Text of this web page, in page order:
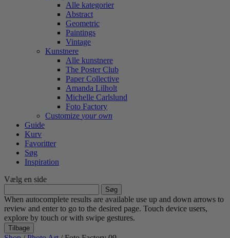
Alle kategorier
Abstract
Geometric
Paintings
Vintage
Kunstnere
Alle kunstnere
The Poster Club
Paper Collective
Amanda Lilholt
Michelle Carlslund
Foto Factory
Customize your own
Guide
Kurv
Favoritter
Søg
Inspiration
Vælg en side
efter:
When autocomplete results are available use up and down arrows to
review and enter to go to the desired page. Touch device users,
explore by touch or with swipe gestures.
Tilbage